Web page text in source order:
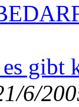
6/